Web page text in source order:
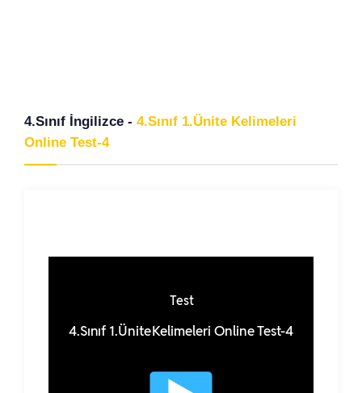
4.Sınıf İngilizce - 4.Sınıf 1.Ünite Kelimeleri
Online Test-4